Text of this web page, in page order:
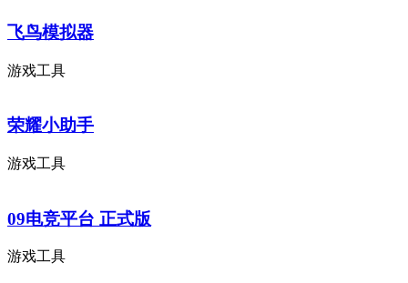
飞鸟模拟器
游戏工具
荣耀小助手
游戏工具
09电竞平台 正式版
游戏工具